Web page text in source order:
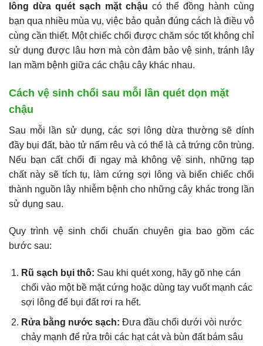
lông dừa quét sạch mặt chậu có thể đồng hành cùng
bạn qua nhiều mùa vụ, việc bảo quản đúng cách là điều vô
cùng cần thiết. Một chiếc chổi được chăm sóc tốt không chỉ
sử dụng được lâu hơn mà còn đảm bảo vệ sinh, tránh lây
lan mầm bệnh giữa các chậu cây khác nhau.
Cách vệ sinh chổi sau mỗi lần quét dọn mặt
chậu
Sau mỗi lần sử dụng, các sợi lông dừa thường sẽ dính
đầy bụi đất, bào tử nấm rêu và có thể là cả trứng côn trùng.
Nếu bạn cất chổi đi ngay mà không vệ sinh, những tạp
chất này sẽ tích tụ, làm cứng sợi lông và biến chiếc chổi
thành nguồn lây nhiễm bệnh cho những cây khác trong lần
sử dụng sau.
Quy trình vệ sinh chổi chuẩn chuyên gia bao gồm các
bước sau:
Rũ sạch bụi thô: Sau khi quét xong, hãy gõ nhẹ cán
chổi vào một bề mặt cứng hoặc dùng tay vuốt mạnh các
sợi lông để bụi đất rơi ra hết.
Rửa bằng nước sạch: Đưa đầu chổi dưới vòi nước
chảy mạnh để rửa trôi các hạt cát và bùn đất bám sâu